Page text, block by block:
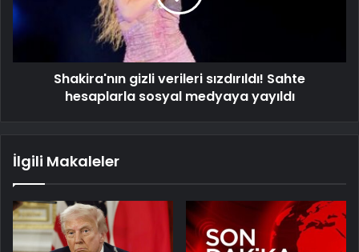
Shakira'nın gizli verileri sızdırıldı! Sahte
hesaplarla sosyal medyaya yayıldı
İlgili Makaleler